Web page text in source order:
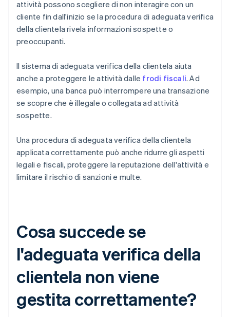
attività possono scegliere di non interagire con un
cliente fin dall'inizio se la procedura di adeguata verifica
della clientela rivela informazioni sospette o
preoccupanti.
Il sistema di adeguata verifica della clientela aiuta
anche a proteggere le attività dalle frodi fiscali. Ad
esempio, una banca può interrompere una transazione
se scopre che è illegale o collegata ad attività
sospette.
Una procedura di adeguata verifica della clientela
applicata correttamente può anche ridurre gli aspetti
legali e fiscali, proteggere la reputazione dell'attività e
limitare il rischio di sanzioni e multe.
Cosa succede se
l'adeguata verifica della
clientela non viene
gestita correttamente?